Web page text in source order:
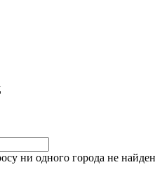
ни одного города не